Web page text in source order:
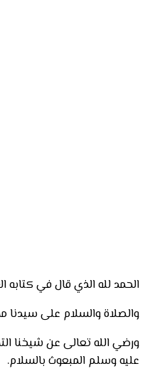
الحمد لله الذي قال في كتابه
والصلاة والسلام على
ورضي الله تعالى عن شيخنا
عليه وسلم المبعوث بالسلام.